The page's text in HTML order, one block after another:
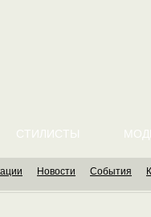
СТИЛИСТЫ
Новости События